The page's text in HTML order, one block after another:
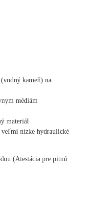
kameň) na
médiám
materiál
veľmi nízke hydraulické
(Atestácia pre pitnú